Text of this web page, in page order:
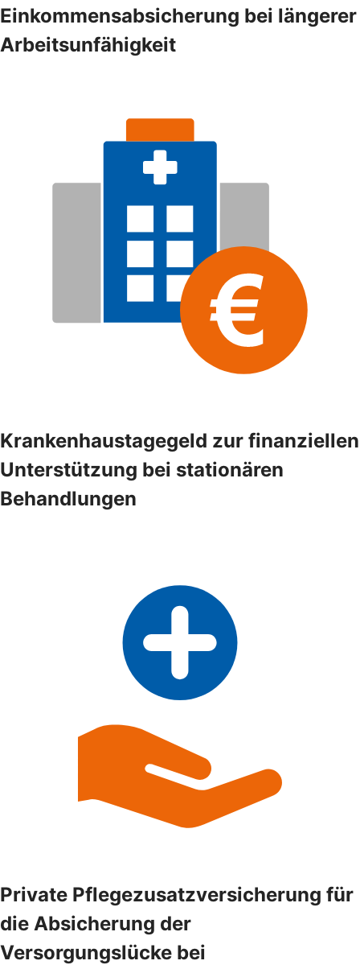
Einkommensabsicherung bei längerer
Arbeitsunfähigkeit
Krankenhaustagegeld zur finanziellen
Unterstützung bei stationären
Behandlungen
Private Pflegezusatzversicherung für
die Absicherung der
Versorgungslücke bei